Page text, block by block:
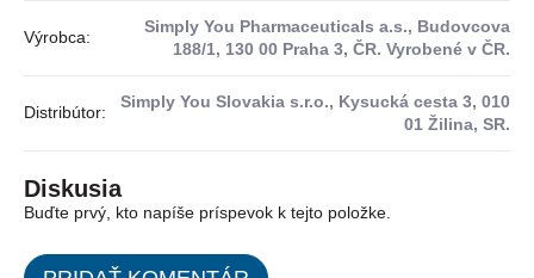
Výrobca:
Simply You Pharmaceuticals a.s., Budovcova
188/1, 130 00 Praha 3, ČR. Vyrobené v ČR.
Distribútor:
Simply You Slovakia s.r.o., Kysucká cesta 3, 010
01 Žilina, SR.
Diskusia
Buďte prvý, kto napíše príspevok k tejto položke.